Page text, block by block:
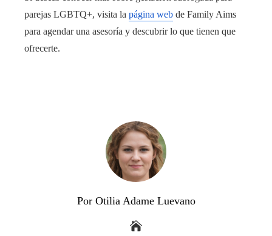
parejas LGBTQ+, visita la página web de Family Aims
para agendar una asesoría y descubrir lo que tienen que
ofrecerte.
Por Otilia Adame Luevano